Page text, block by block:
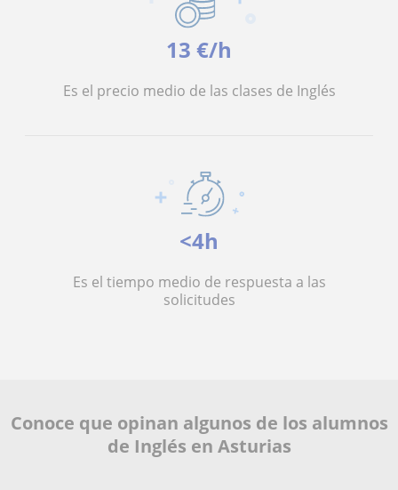
13 €/h
Es el precio medio de las clases de Inglés
<4h
Es el tiempo medio de respuesta a las
solicitudes
Conoce que opinan algunos de los alumnos
de Inglés en Asturias